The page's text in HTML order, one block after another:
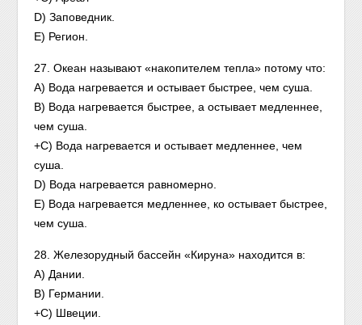
D) Заповедник.
Е) Регион.
27. Океан называют «накопителем тепла» потому что:
A) Вода нагревается и остывает быстрее, чем суша.
B) Вода нагревается быстрее, а остывает медленнее,
чем суша.
+C) Вода нагревается и остывает медленнее, чем
суша.
D) Вода нагревается равномерно.
Е) Вода нагревается медленнее, ко остывает быстрее,
чем суша.
28. Железорудный бассейн «Кируна» находится в:
A) Дании.
B) Германии.
+C) Швеции.